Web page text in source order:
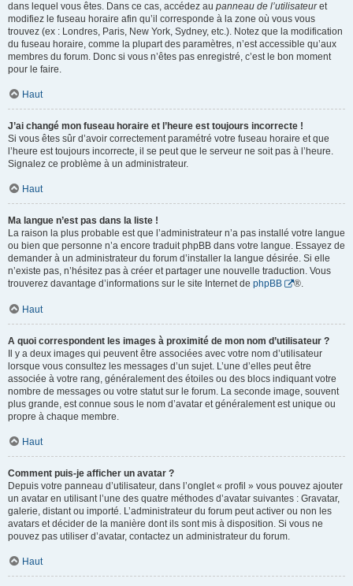
dans lequel vous êtes. Dans ce cas, accédez au panneau de l’utilisateuret
modifiez le fuseau horaire afin qu’il corresponde à la zone où vous vous
trouvez (ex : Londres, Paris, New York, Sydney, etc.). Notez que la modification
du fuseau horaire, comme la plupart des paramètres, n’est accessible qu’aux
membres du forum. Donc si vous n’êtes pas enregistré, c’est le bon moment
pour le faire.
Haut
J’ai changé mon fuseau horaire et l’heure est toujours incorrecte !
Si vous êtes sûr d’avoir correctement paramétré votre fuseau horaire et que
l’heure est toujours incorrecte, il se peut que le serveur ne soit pas à l’heure.
Signalez ce problème à un administrateur.
Haut
Ma langue n’est pas dans la liste !
La raison la plus probable est que l’administrateur n’a pas installé votre langue
ou bien que personne n’a encore traduit phpBB dans votre langue. Essayez de
demander à un administrateur du forum d’installer la langue désirée. Si elle
n’existe pas, n’hésitez pas à créer et partager une nouvelle traduction. Vous
trouverez davantage d’informations sur le site Internet de phpBB ®.
Haut
A quoi correspondent les images à proximité de mon nom d’utilisateur ?
Il y a deux images qui peuvent être associées avec votre nom d’utilisateur
lorsque vous consultez les messages d’un sujet. L’une d’elles peut être
associée à votre rang, généralement des étoiles ou des blocs indiquant votre
nombre de messages ou votre statut sur le forum. La seconde image, souvent
plus grande, est connue sous le nom d’avatar et généralement est unique ou
propre à chaque membre.
Haut
Comment puis-je afficher un avatar ?
Depuis votre panneau d’utilisateur, dans l’onglet « profil » vous pouvez ajouter
un avatar en utilisant l’une des quatre méthodes d’avatar suivantes : Gravatar,
galerie, distant ou importé. L’administrateur du forum peut activer ou non les
avatars et décider de la manière dont ils sont mis à disposition. Si vous ne
pouvez pas utiliser d’avatar, contactez un administrateur du forum.
Haut